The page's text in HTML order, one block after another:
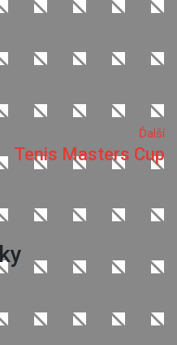
Ďalší
Tenis Masters Cup